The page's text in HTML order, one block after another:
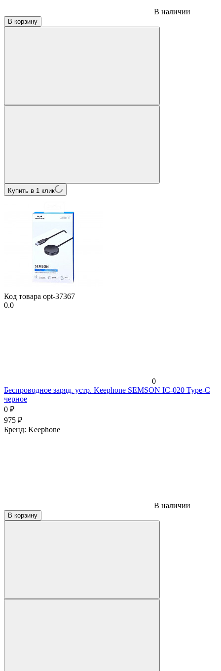
В наличии
В корзину
Купить в 1 клик
Код товара opt-37367
0.0
0
Беспроводное заряд. устр. Keephone SEMSON IC-020 Type-C
черное
0 ₽
975 ₽
Бренд: Keephone
В наличии
В корзину